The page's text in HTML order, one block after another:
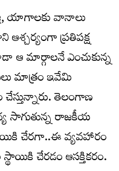
యాగాలకు వానాలు
ప్రతిపక్ష
ఆ మార్గాలనే ఎంచుకున్న
మాత్రం ఇవేమి
తెలంగాణ
సాగుతున్న రాజకీయ
చేరగా..ఈ వ్యవహారం
చేరడం ఆసక్తికరం.